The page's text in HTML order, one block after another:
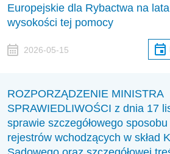
Europejskie dla Rybactwa na
wysokości tej pomocy
2026-05-15
ROZPORZĄDZENIE MINISTRA
SPRAWIEDLIWOŚCI z dnia 17
sprawie szczegółowego
rejestrów wchodzących w skład